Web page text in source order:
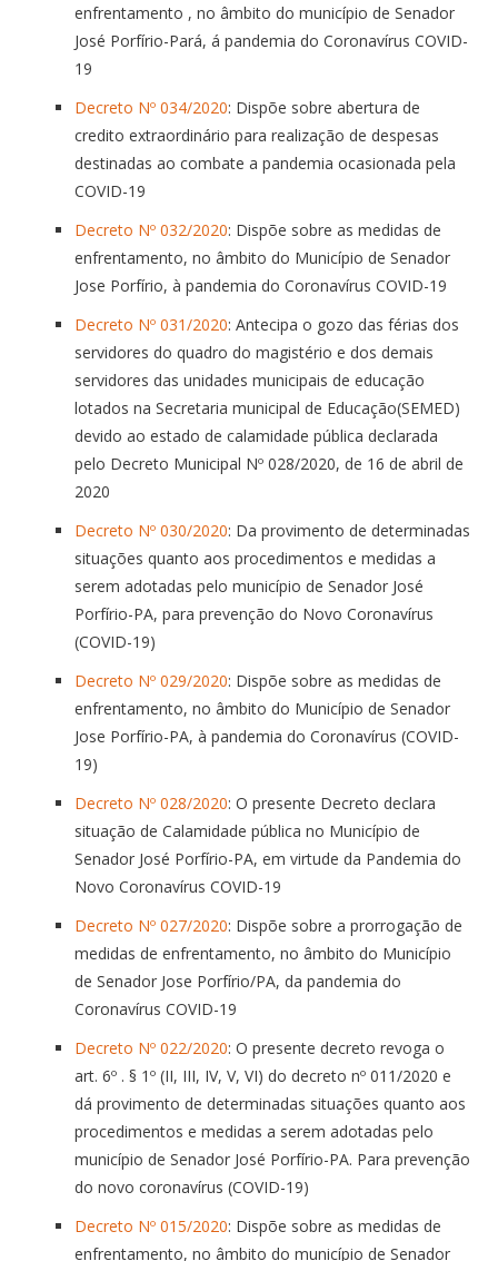
enfrentamento , no âmbito do município de Senador
José Porfírio-Pará, á pandemia do Coronavírus COVID-
19
Decreto Nº 034/2020: Dispõe sobre abertura de
credito extraordinário para realização de despesas
destinadas ao combate a pandemia ocasionada pela
COVID-19
Decreto Nº 032/2020: Dispõe sobre as medidas de
enfrentamento, no âmbito do Município de Senador
Jose Porfírio, à pandemia do Coronavírus COVID-19
Decreto Nº 031/2020: Antecipa o gozo das férias dos
servidores do quadro do magistério e dos demais
servidores das unidades municipais de educação
lotados na Secretaria municipal de Educação(SEMED)
devido ao estado de calamidade pública declarada
pelo Decreto Municipal Nº 028/2020, de 16 de abril de
2020
Decreto Nº 030/2020: Da provimento de determinadas
situações quanto aos procedimentos e medidas a
serem adotadas pelo município de Senador José
Porfírio-PA, para prevenção do Novo Coronavírus
(COVID-19)
Decreto Nº 029/2020: Dispõe sobre as medidas de
enfrentamento, no âmbito do Município de Senador
Jose Porfírio-PA, à pandemia do Coronavírus (COVID-
19)
Decreto Nº 028/2020: O presente Decreto declara
situação de Calamidade pública no Município de
Senador José Porfírio-PA, em virtude da Pandemia do
Novo Coronavírus COVID-19
Decreto Nº 027/2020: Dispõe sobre a prorrogação de
medidas de enfrentamento, no âmbito do Município
de Senador Jose Porfírio/PA, da pandemia do
Coronavírus COVID-19
Decreto Nº 022/2020: O presente decreto revoga o
art. 6º . § 1º (II, III, IV, V, VI) do decreto nº 011/2020 e
dá provimento de determinadas situações quanto aos
procedimentos e medidas a serem adotadas pelo
município de Senador José Porfírio-PA. Para prevenção
do novo coronavírus (COVID-19)
Decreto Nº 015/2020: Dispõe sobre as medidas de
enfrentamento, no âmbito do município de Senador